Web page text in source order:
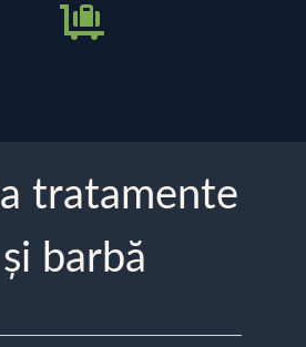
tratamente
barbă